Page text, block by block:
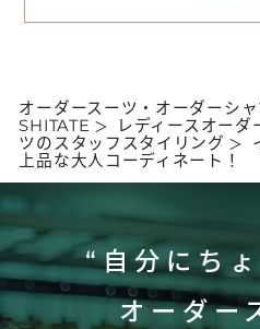
オーダースーツ・オーダーシ
SHITATE
レディースオーダ
ツのスタッフスタイリング
上品な大人コーディネート！
“自分にち
オーダー